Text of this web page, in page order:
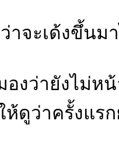
าจะเด้งขึ้น
งว่ายังไม่ห
ห้ดูว่าครั้งแ